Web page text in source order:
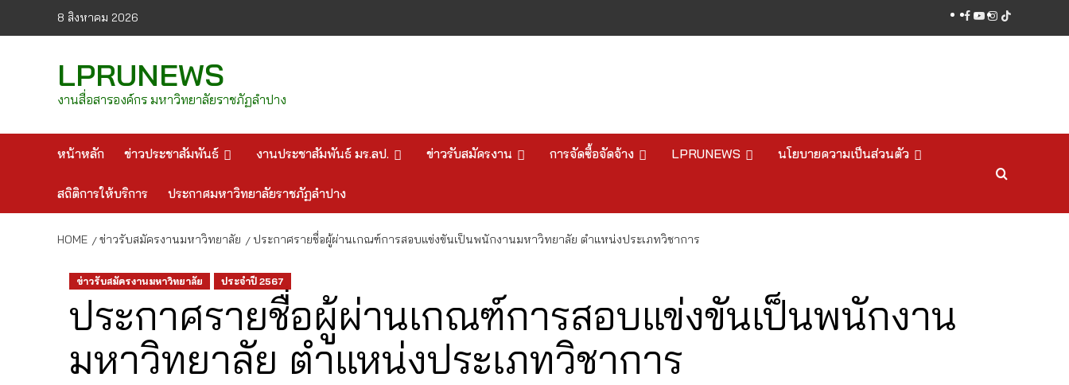
8 สิงหาคม 2026 facebook
youtube
instagram
tiktok
LPRUNEWS
งานสื่อสารองค์กร มหาวิทยาลัยราชภัฏลำปาง
หน้าหลัก ข่าวประชาสัมพันธ์ งานประชาสัมพันธ์ มร.ลป. ข่าวรับสมัครงาน การจัดซื้อจัดจ้าง LPRUNEWS นโยบายความเป็นส่วนตัว
สถิติการให้บริการ ประกาศมหาวิทยาลัยราชภัฏลำปาง
HOME ข่าวรับสมัครงานมหาวิทยาลัย ประกาศรายชื่อผู้ผ่านเกณฑ์การสอบแข่งขันเป็นพนักงานมหาวิทยาลัย ตำแหน่งประเภทวิชาการ
ข่าวรับสมัครงานมหาวิทยาลัย ประจำปี 2567
ประกาศรายชื่อผู้ผ่านเกณฑ์การสอบแข่งขันเป็นพนักงาน
มหาวิทยาลัย ตำแหน่งประเภทวิชาการ